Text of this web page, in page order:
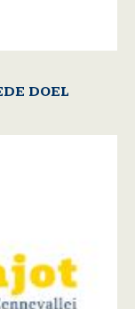
DOEL